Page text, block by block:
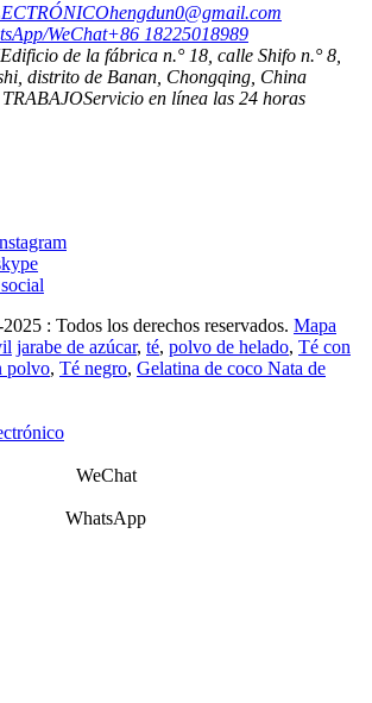
hengdun0@gmail.com
WeChat+86 18225018989
Edificio de la fábrica n.° 18, calle Shifo n.° 8,
distrito de Banan, Chongqing, China
Servicio en línea las 24 horas
: Todos los derechos reservados. Mapa
jarabe de azúcar, té, polvo de helado, Té con
polvo, Té negro, Gelatina de coco Nata de
WeChat
WhatsApp